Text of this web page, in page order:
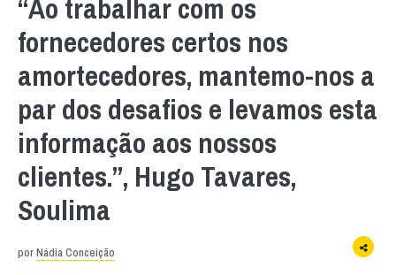
“Ao trabalhar com os
fornecedores certos nos
amortecedores, mantemo-nos a
par dos desafios e levamos esta
informação aos nossos
clientes.”, Hugo Tavares,
Soulima
porNádia Conceição